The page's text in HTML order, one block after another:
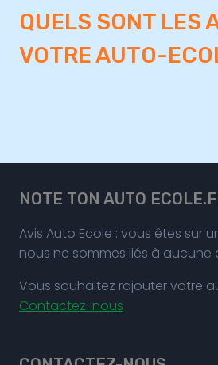
QUELS SONT LES
VOTRE AUTO-
NOTE TON AUTO
Avis Auto Ecole : vous êtes sur
nous ne sommes liés à
Vous souhaitez rajouter votre
Contactez-nous